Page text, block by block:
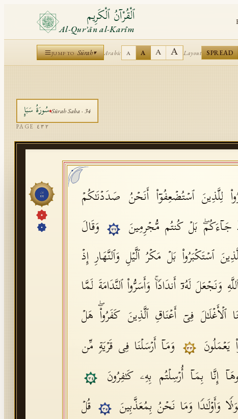
ٱلْقُرْآنُ ٱلْكَرِيم
Al-Qurʾān al-Karīm
JUMP TO Sūrah▾ Arabic A A A A Layout SPREAD
سُورَةُ سَبَإٍ SūrahSaba· 34
PAGE ٤٣٢
جُزْء
٢٢
لِلَّذِینَ ٱسۡتُضۡعِفُوۤا۟ أَنَحۡنُ صَدَدۡنَـٰكُمۡ
بَلۡ كُنتُم مُّجۡرِمِینَ
٣٢
وَقَالَ
ٱسۡتَكۡبَرُوا۟ بَلۡ مَكۡرُ ٱلَّیۡلِ وَٱلنَّهَارِ إِذۡ
وَنَجۡعَلَ لَهُۥۤ أَندَادࣰاۚ وَأَسَرُّوا۟ ٱلنَّدَامَةَ لَمَّا
ٱلۡأَغۡلَـٰلَ فِیۤ أَعۡنَاقِ ٱلَّذِینَ كَفَرُوا۟ۖ هَلۡ
یَعۡمَلُونَ
٣٣
وَمَاۤ أَرۡسَلۡنَا فِی قَرۡیَةࣲ مِّن
إِنَّا بِمَاۤ أُرۡسِلۡتُم بِهِۦ كَـٰفِرُونَ
٣٤
ٰ⁠لࣰا وَأَوۡلَـٰدࣰا وَمَا نَحۡنُ بِمُعَذَّبِینَ ٣٥
قُلۡ